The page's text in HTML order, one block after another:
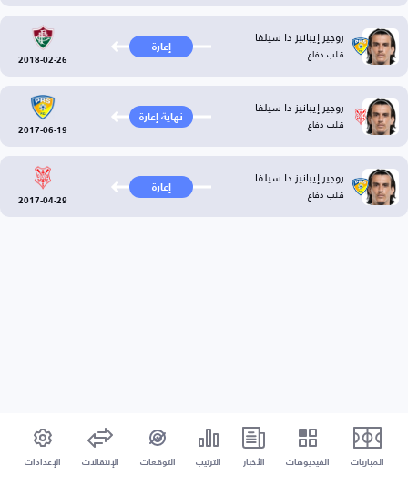
روجير إيبانيز دا سيلفا
قلب دفاع إعارة
2018-02-26
روجير إيبانيز دا سيلفا
قلب دفاع نهاية إعارة
2017-06-19
روجير إيبانيز دا سيلفا
قلب دفاع إعارة
2017-04-29
المباريات الفيديوهات الأخبار الترتيب التوقعات الإنتقالات الإعدادات